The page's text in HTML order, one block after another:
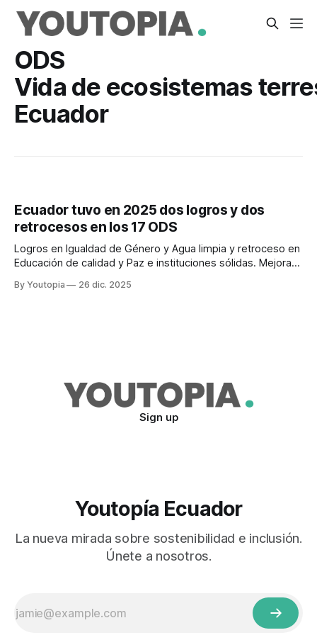
ODS
Vida de ecosistemas
Ecuador
Ecuador tuvo en 2025 dos logros y dos
retrocesos en los 17 ODS
Logros en Igualdad de Género y Agua limpia y retroceso en
Educación de calidad y Paz e instituciones sólidas. Mejoras
By Youtopia 26 dic. 2025
Sign up
Youtopía Ecuador
La nueva mirada sobre sostenibilidad e inclusión.
Únete a nosotros.